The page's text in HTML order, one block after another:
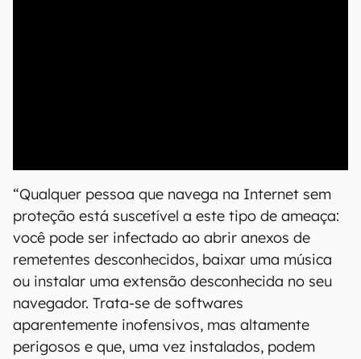
“Qualquer pessoa que navega na Internet sem
proteção está suscetível a este tipo de ameaça:
você pode ser infectado ao abrir anexos de
remetentes desconhecidos, baixar uma música
ou instalar uma extensão desconhecida no seu
navegador. Trata-se de softwares
aparentemente inofensivos, mas altamente
perigosos e que, uma vez instalados, podem